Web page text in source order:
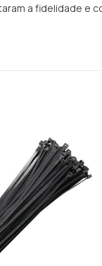
a fidelidade e